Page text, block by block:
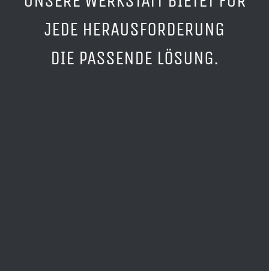
JEDE HERAUSFORDERUNG
DIE PASSENDE LÖSUNG.